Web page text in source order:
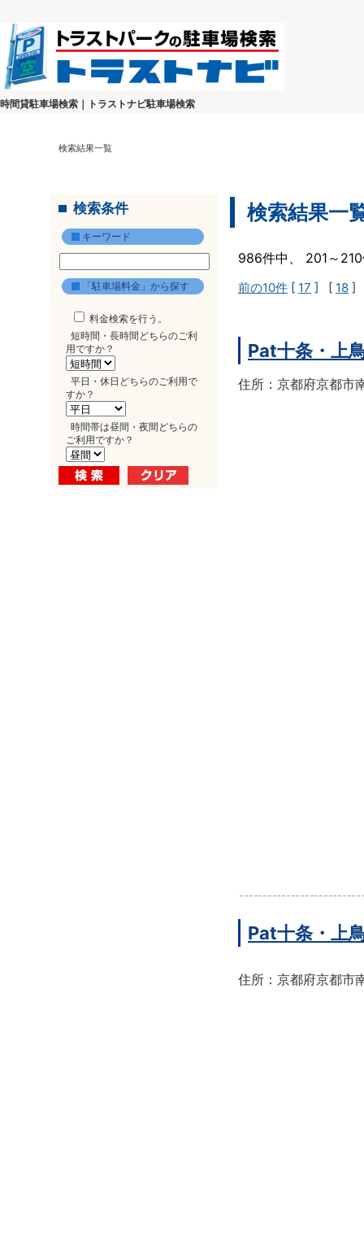
時間貸駐車場検索｜トラストナビ駐車場検索
検索結果一覧
検索条件
キーワード
「駐車場料金」から探す
料金検索を行う。
短時間・長時間どちらのご利
用ですか？
平日・休日どちらのご利用で
すか？
時間帯は昼間・夜間どちらの
ご利用ですか？
検索結果一
986件中、 201～
前の10件 [ 17 ] [ 18 ]
Pat十条・上
住所：京都府京都市
Pat十条・上
住所：京都府京都市